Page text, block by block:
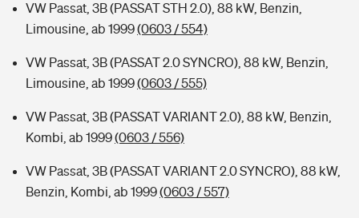
VW Passat, 3B (PASSAT STH 2.0), 88 kW, Benzin,
Limousine, ab 1999(0603 / 554)
VW Passat, 3B (PASSAT 2.0 SYNCRO), 88 kW, Benzin,
Limousine, ab 1999(0603 / 555)
VW Passat, 3B (PASSAT VARIANT 2.0), 88 kW, Benzin,
Kombi, ab 1999(0603 / 556)
VW Passat, 3B (PASSAT VARIANT 2.0 SYNCRO), 88 kW,
Benzin, Kombi, ab 1999(0603 / 557)